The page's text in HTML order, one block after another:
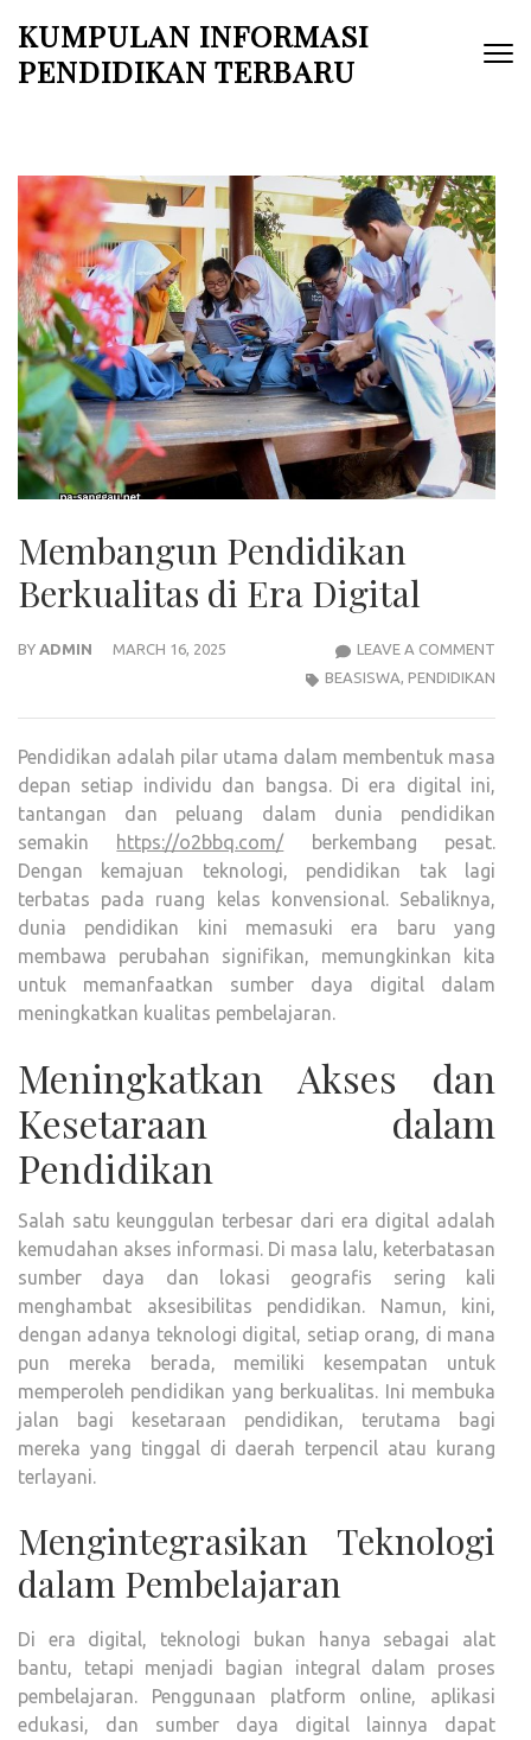
content
KUMPULAN INFORMASI
PENDIDIKAN TERBARU
Membangun Pendidikan
Berkualitas di Era Digital
BY ADMIN MARCH 16, 2025 LEAVE A COMMENT
BEASISWA, PENDIDIKAN
Pendidikan adalah pilar utama dalam membentuk masa
depan setiap individu dan bangsa. Di era digital ini,
tantangan dan peluang dalam dunia pendidikan
semakin https://o2bbq.com/ berkembang pesat.
Dengan kemajuan teknologi, pendidikan tak lagi
terbatas pada ruang kelas konvensional. Sebaliknya,
dunia pendidikan kini memasuki era baru yang
membawa perubahan signifikan, memungkinkan kita
untuk memanfaatkan sumber daya digital dalam
meningkatkan kualitas pembelajaran.
Meningkatkan Akses dan
Kesetaraan dalam
Pendidikan
Salah satu keunggulan terbesar dari era digital adalah
kemudahan akses informasi. Di masa lalu, keterbatasan
sumber daya dan lokasi geografis sering kali
menghambat aksesibilitas pendidikan. Namun, kini,
dengan adanya teknologi digital, setiap orang, di mana
pun mereka berada, memiliki kesempatan untuk
memperoleh pendidikan yang berkualitas. Ini membuka
jalan bagi kesetaraan pendidikan, terutama bagi
mereka yang tinggal di daerah terpencil atau kurang
terlayani.
Mengintegrasikan Teknologi
dalam Pembelajaran
Di era digital, teknologi bukan hanya sebagai alat
bantu, tetapi menjadi bagian integral dalam proses
pembelajaran. Penggunaan platform online, aplikasi
edukasi, dan sumber daya digital lainnya dapat